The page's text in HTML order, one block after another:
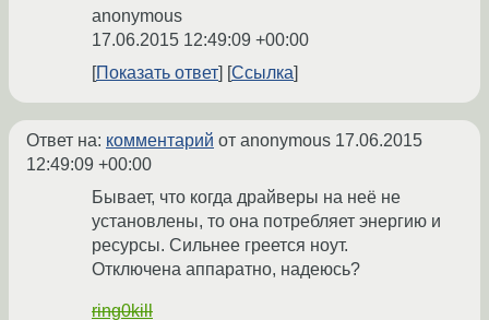
anonymous
17.06.2015 12:49:09 +00:00
Показать ответ
Ссылка
Ответ на: комментарий от anonymous 17.06.2015
12:49:09 +00:00
Бывает, что когда драйверы на неё не
установлены, то она потребляет энергию и
ресурсы. Сильнее греется ноут.
Отключена аппаратно, надеюсь?
ring0kill